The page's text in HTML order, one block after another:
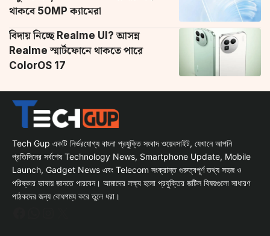
থাকবে 50MP ক্যামেরা
বিদায় নিচ্ছে Realme UI? আসন্ন
Realme স্মার্টফোনে থাকতে পারে
ColorOS 17
Tech Gup একটি নির্ভরযোগ্য বাংলা প্রযুক্তি সংবাদ ওয়েবসাইট, যেখানে আপনি
প্রতিদিনের সর্বশেষ Technology News, Smartphone Update, Mobile
Launch, Gadget News এবং Telecom সংক্রান্ত গুরুত্বপূর্ণ তথ্য সহজ ও
পরিষ্কার ভাষায় জানতে পারবেন। আমাদের লক্ষ্য হলো প্রযুক্তির জটিল বিষয়গুলো সাধারণ
পাঠকদের জন্য বোধগম্য করে তুলে ধরা।